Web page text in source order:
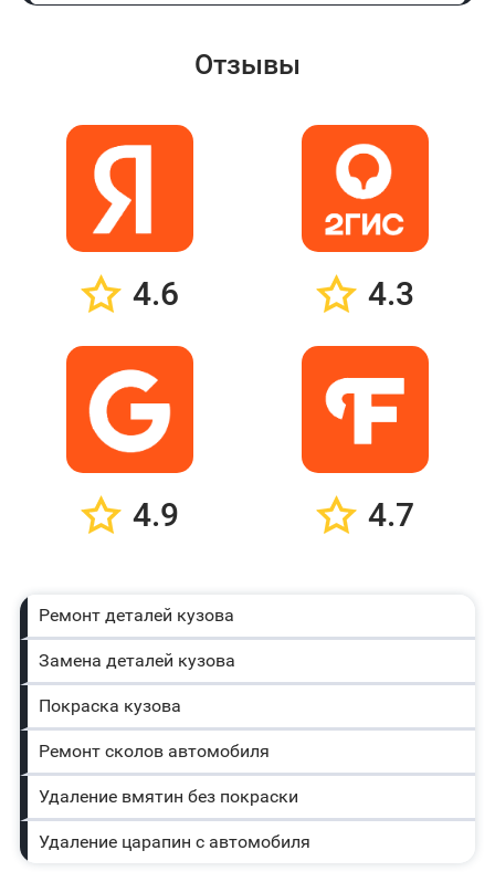
Отзывы
4.6 4.3
4.9 4.7
Ремонт деталей кузова
Замена деталей кузова
Покраска кузова
Ремонт сколов автомобиля
Удаление вмятин без покраски
Удаление царапин с автомобиля